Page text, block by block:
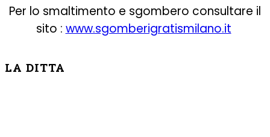
Per lo smaltimento e sgombero consultare il
sito : www.sgomberigratismilano.it
Footer
LA DITTA